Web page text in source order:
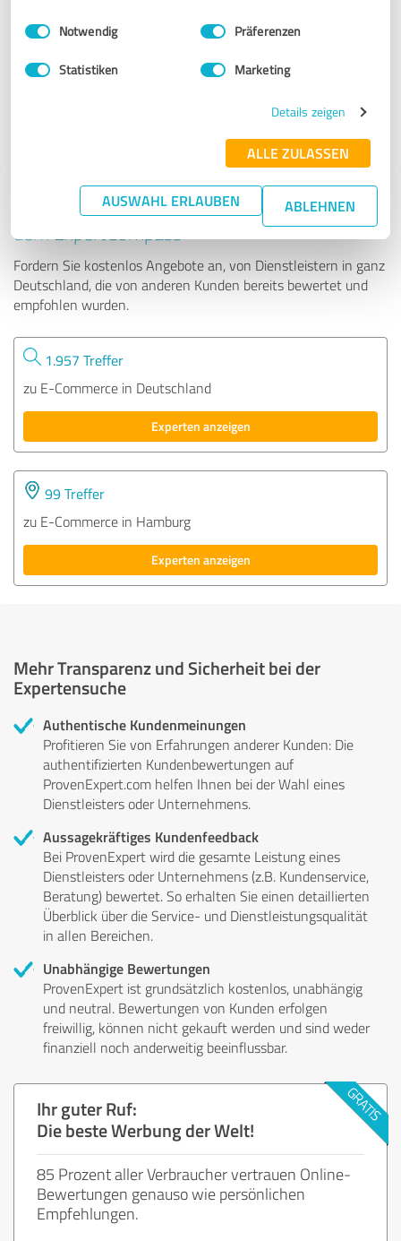
Impressum Datenschutzbestimmungen
Einwilligungsauswahl
Notwendig Präferenzen
Statistiken Marketing
Details zeigen
ALLE ZULASSEN
AUSWAHL ERLAUBEN ABLEHNEN
Motalin
Tipp: Die passenden Experten finden - mit
dem ExpertCompass
Fordern Sie kostenlos Angebote an, von Dienstleistern in ganz
Deutschland, die von anderen Kunden bereits bewertet und
empfohlen wurden.
1.957 Treffer
zu E-Commerce in Deutschland
Experten anzeigen
99 Treffer
zu E-Commerce in Hamburg
Experten anzeigen
Mehr Transparenz und Sicherheit bei der
Expertensuche
Authentische Kundenmeinungen
Profitieren Sie von Erfahrungen anderer Kunden: Die
authentifizierten Kundenbewertungen auf
ProvenExpert.com helfen Ihnen bei der Wahl eines
Dienstleisters oder Unternehmens.
Aussagekräftiges Kundenfeedback
Bei ProvenExpert wird die gesamte Leistung eines
Dienstleisters oder Unternehmens (z.B. Kundenservice,
Beratung) bewertet. So erhalten Sie einen detaillierten
Überblick über die Service- und Dienstleistungsqualität
in allen Bereichen.
Unabhängige Bewertungen
ProvenExpert ist grundsätzlich kostenlos, unabhängig
und neutral. Bewertungen von Kunden erfolgen
freiwillig, können nicht gekauft werden und sind weder
finanziell noch anderweitig beeinflussbar.
Ihr guter Ruf:
Die beste Werbung der Welt!
85 Prozent aller Verbraucher vertrauen Online-
Bewertungen genauso wie persönlichen
Empfehlungen.